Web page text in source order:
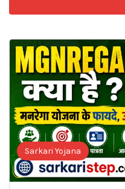
Sarkari Yojana